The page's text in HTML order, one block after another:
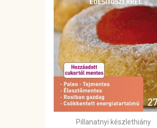
Pillanatnyi készlethiány